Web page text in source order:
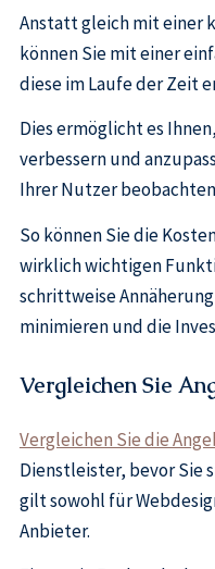
Anstatt gleich mit einer
können Sie mit einer
diese im Laufe der Zeit
Dies ermöglicht es
verbessern und
Ihrer Nutzer
So können Sie die
wirklich wichtigen
schrittweise
minimieren und die
Vergleichen Sie
Vergleichen Sie die
Dienstleister, bevor Sie
gilt sowohl für
Anbieter.